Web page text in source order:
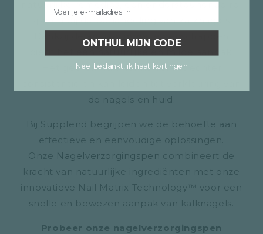
natuurlijke remedies, een ondersteunende rol
spelen bij de behandeling van kalknagels.
Het gebruik van henna vereist echter
de nagels en huid.
Bij Supplend begrijpen we de behoefte aan
effectieve en eenvoudige oplossingen.
Onze Nagelverzorgingspen combineert de
kracht van natuurlijke ingrediënten met onze
innovatieve Nail Matrix Technology™ voor een
snelle en bewezen aanpak van kalknagels.
Probeer onze nagelverzorgingspen
ONTHUL MIJN CODE
Nee bedankt, ik haat kortingen